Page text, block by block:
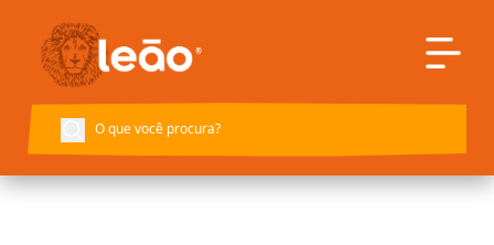
Voltar à página inicial